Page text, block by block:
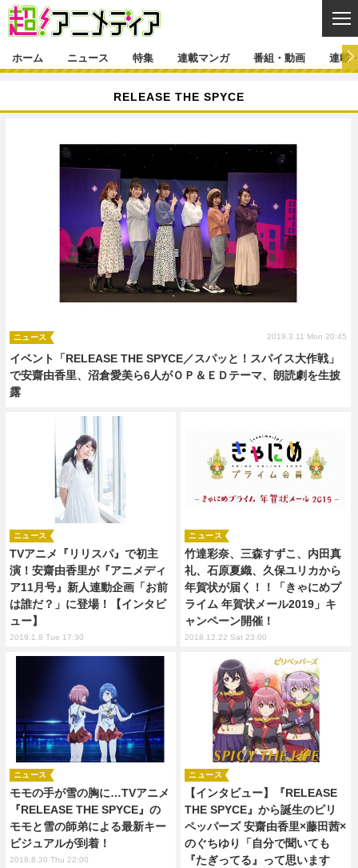
ゲーム・アプリ マンガ
映画
グッズ イベント
声優 コスプレ
舞台 新帝スタ
特集一覧 カバー
インタビュー レポート
ラキりす
連載マンガ
連載マンガ一覧 連載一覧
番組・動画一覧 ラジオ
動画
連載・ブログ
連載・ブログ一覧 コラム
編集部ブログ・お知らせ
ホーム ニュース 特集 連載マンガ 番組・動画 連載
RELEASE THE SPYCE
イベント「RELEASE THE SPYCE／スパッと！スパイス大作戦」
で安齋由香里、沼倉愛美ら6人がＯＰ＆ＥＤテーマ、朗読劇を生披
露
ニュース 2019.3.11 Mon 20:45
TVアニメ『リリスパ』で初主
演！安齋由香里が『アニメディ
ア11月号』新人連動企画「お前
は誰だ？」に登場！【インタビ
ュー】
ニュース
2019.1.8 Tue 17:30
竹達彩奈、三森すずこ、内田真
礼、石原夏織、久保ユリカから
年賀状が届く！！「きゃにめプ
ライム 年賀状メール2019」キ
ャンペーン開催！
ニュース
2018.12.22 Sat 23:00
モモの手が雪の胸に…TVアニメ
『RELEASE THE SPYCE』の
モモと雪の師弟による最新キー
ビジュアルが到着！
ニュース
2018.8.30 Thu 22:00
【インタビュー】『RELEASE
THE SPYCE』から誕生のピリ
ペッパーズ 安齋由香里×藤田茜×
のぐちゆり「自分で聞いても
『たぎってる』って思います
ニュース